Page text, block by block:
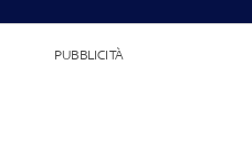
PUBBLICITÀ